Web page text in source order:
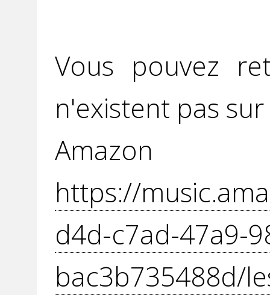
Vous pouvez
n'existent pas sur
https://
d4d-c7ad-47a9-
bac3b735488d/